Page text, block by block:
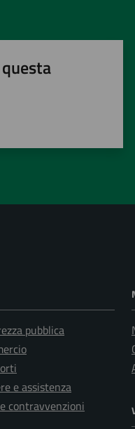
pubblica
e assistenza
contravvenzioni